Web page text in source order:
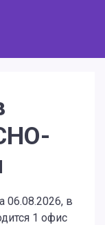
в
1 офис